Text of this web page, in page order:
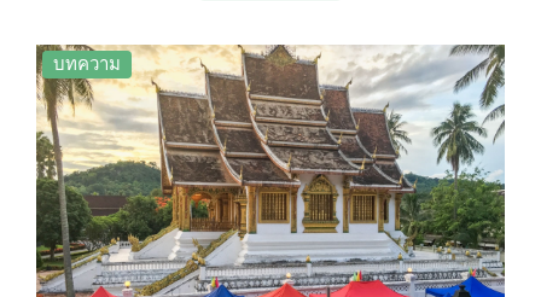
ธรรมชาติที่สวยงาม
บทความ